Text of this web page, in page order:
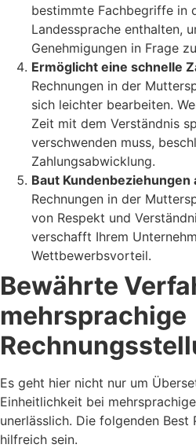
bestimmte Fachbegriffe in
Landessprache enthalten,
Genehmigungen in Frage
Ermöglicht eine schnelle
Rechnungen in der
sich leichter bearbeiten.
Zeit mit dem Verständnis
verschwenden muss,
Zahlungsabwicklung.
Baut Kundenbeziehungen
Rechnungen in der
von Respekt und
verschafft Ihrem
Wettbewerbsvorteil.
Bewährte
mehrsprachige
Es geht hier nicht nur um
Einheitlichkeit bei
unerlässlich. Die folgenden Best
hilfreich sein.